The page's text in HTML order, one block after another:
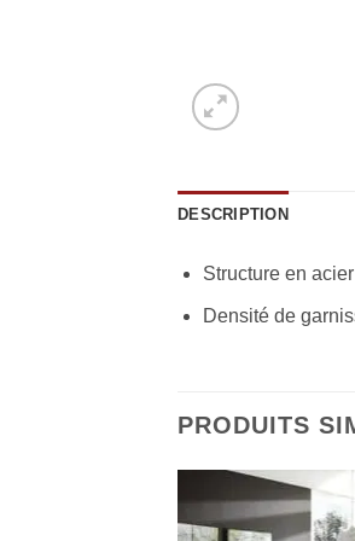
DESCRIPTION
Structure en
Densité de
PRODUITS